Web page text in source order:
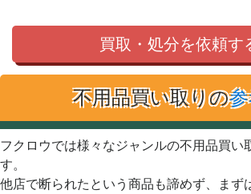
買取・処分を依頼す
不用品買い取りの
フクロウでは様々なジャンルの不用品買い
す。
他店で断られたという商品も諦めず、まず